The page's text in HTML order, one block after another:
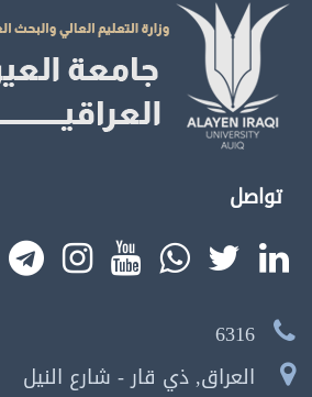
تواصل
6316
العراق, ذي قار - شارع النيل